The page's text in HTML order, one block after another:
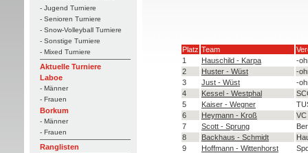
- Jugend Turniere
- Senioren Turniere
- Snow-Volleyball Turniere
- Sonstige Turniere
- Mixed Turniere
Aktuelle Turniere
Laboe
- Männer
- Frauen
Borkum
- Männer
- Frauen
Ranglisten
Platz Team
1
Hauschild - Karpa
-
2
Huster - Wüst
-
3
Just - Wüst
-
4
Kessel - Westphal
5
Kaiser - Wegner
6
Heymann - Kroß
7
Scott - Sprung
8
Backhaus - Schmidt
9
Hoffmann - Wittenhorst